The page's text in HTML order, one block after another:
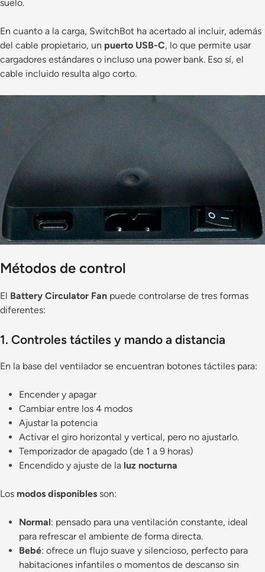
suelo.
En cuanto a la carga, SwitchBot ha acertado al incluir, además
del cable propietario, un puerto USB-C, lo que permite usar
cargadores estándares o incluso una power bank. Eso sí, el
cable incluido resulta algo corto.
Métodos de control
El Battery Circulator Fan puede controlarse de tres formas
diferentes:
1. Controles táctiles y mando a distancia
En la base del ventilador se encuentran botones táctiles para:
Encender y apagar
Cambiar entre los 4 modos
Ajustar la potencia
Activar el giro horizontal y vertical, pero no ajustarlo.
Temporizador de apagado (de 1 a 9 horas)
Encendido y ajuste de la luz nocturna
Los modos disponibles son:
Normal: pensado para una ventilación constante, ideal
para refrescar el ambiente de forma directa.
Bebé: ofrece un flujo suave y silencioso, perfecto para
habitaciones infantiles o momentos de descanso sin